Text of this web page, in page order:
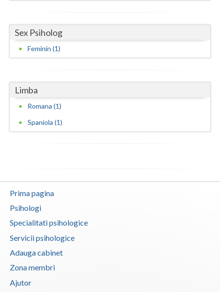
Teleorman
Valcea
Vrancea
Sex Psiholog
Feminin (1)
Limba
Romana (1)
Spaniola (1)
Prima pagina
Psihologi
Specialitati psihologice
Servicii psihologice
Adauga cabinet
Zona membri
Ajutor